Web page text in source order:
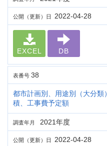
公開（更新）日 2022-04-28
EXCEL DB
表番号 38
都市計画別、用途別（大分
積、工事費予定額
調査年月 2021年度
公開（更新）日 2022-04-28